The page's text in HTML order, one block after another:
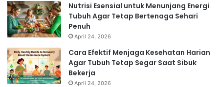
Nutrisi Esensial untuk Menunjang Energi
Tubuh Agar Tetap Bertenaga Sehari
Penuh
April 24, 2026
Cara Efektif Menjaga Kesehatan Harian
Agar Tubuh Tetap Segar Saat Sibuk
Bekerja
April 24, 2026